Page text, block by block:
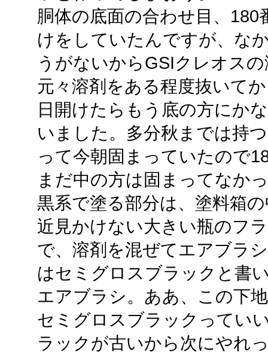
胴体の底面の合わせ目、
けをしていたんですが、な
うがないからGSIクレオス
元々溶剤をある程度抜いて
日開けたらもう底の方にか
いました。多分秋までは持
って今朝固まっていたので
まだ中の方は固まってなか
黒系で塗る部分は、塗料箱
近見かけない大きい瓶のフ
で、溶剤を混ぜてエアブラ
はセミグロスブラックと書
エアブラシ。ああ、この下
セミグロスブラックってい
ラックが古いから次にやれ